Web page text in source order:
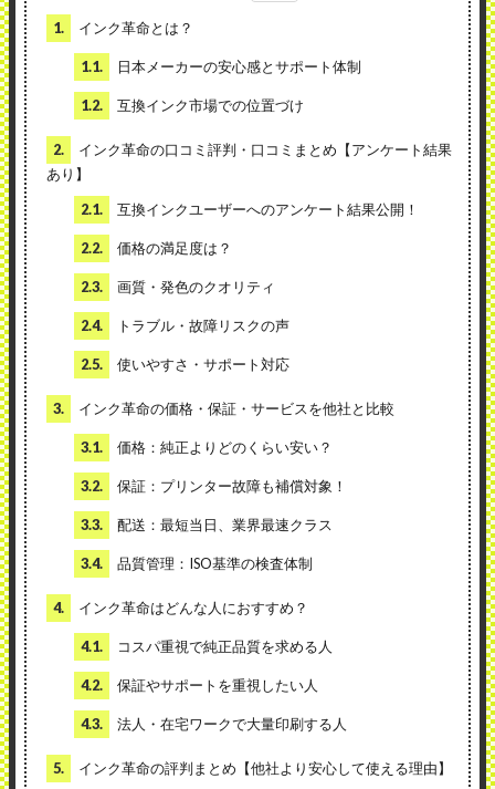
1. インク革命とは？
1.1. 日本メーカーの安心感とサポート体制
1.2. 互換インク市場での位置づけ
2.
インク革命の口コミ評判・口コミまとめ【アンケート結果
あり】
2.1.
互換インクユーザーへのアンケート結果公開！
2.2. 価格の満足度は？
2.3. 画質・発色のクオリティ
2.4. トラブル・故障リスクの声
2.5. 使いやすさ・サポート対応
3. インク革命の価格・保証・サービスを他社と比較
3.1. 価格：純正よりどのくらい安い？
3.2. 保証：プリンター故障も補償対象！
3.3. 配送：最短当日、業界最速クラス
3.4. 品質管理：ISO基準の検査体制
4. インク革命はどんな人におすすめ？
4.1. コスパ重視で純正品質を求める人
4.2. 保証やサポートを重視したい人
4.3. 法人・在宅ワークで大量印刷する人
5. インク革命の評判まとめ【他社より安心して使える理由】